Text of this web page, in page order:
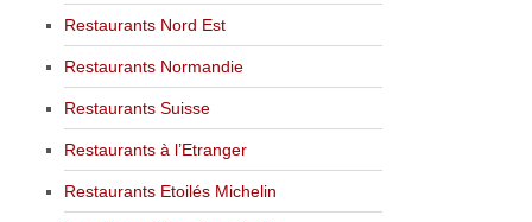
Restaurants Nord Est
Restaurants Normandie
Restaurants Suisse
Restaurants à l’Etranger
Restaurants Etoilés Michelin